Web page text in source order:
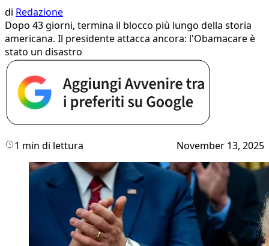
di Redazione
Dopo 43 giorni, termina il blocco più lungo della storia
americana. Il presidente attacca ancora: l'Obamacare è
stato un disastro
1 min di lettura November 13, 2025